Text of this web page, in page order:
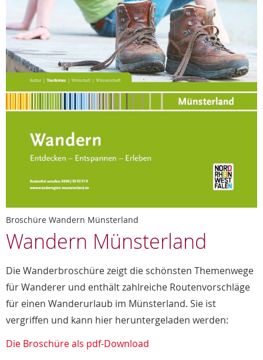
Broschüre Wandern Münsterland
Wandern Münsterland
Die Wanderbroschüre zeigt die schönsten Themenwege
für Wanderer und enthält zahlreiche Routenvorschläge
für einen Wanderurlaub im Münsterland. Sie ist
vergriffen und kann hier heruntergeladen werden:
Die Broschüre als pdf-Download